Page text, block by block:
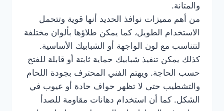
والمتانة.
من أهم مميزات نوافذ الحديد أنها قوية وتتحمل
الاستخدام الطويل، كما يمكن طلاؤها بألوان مختلفة
لتتناسب مع لون الواجهة أو الشبابيك الأساسية.
كذلك يمكن تنفيذ شبابيك حماية ثابتة أو قابلة للفتح
حسب الحاجة. ويهتم الفني المحترف بجودة اللحام
والتشطيب حتى لا تظهر حواف حادة أو عيوب في
الشكل. كما أن استخدام دهانات مقاومة للصدأ